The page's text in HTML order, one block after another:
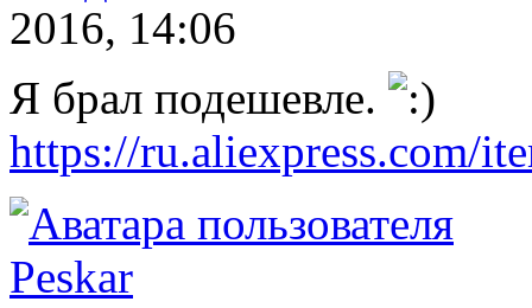
2016, 14:06
Я брал подешевле.
https://ru.aliexpress.com/
Peskar